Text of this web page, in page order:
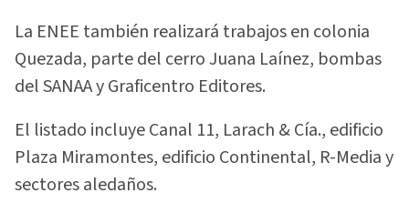
La ENEE también realizará trabajos en colonia
Quezada, parte del cerro Juana Laínez, bombas
del SANAA y Graficentro Editores.
El listado incluye Canal 11, Larach & Cía., edificio
Plaza Miramontes, edificio Continental, R-Media y
sectores aledaños.